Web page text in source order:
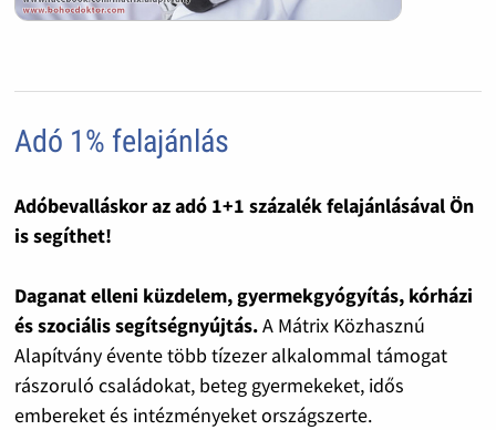
Adó 1% felajánlás
Adóbevalláskor az adó 1+1 százalék felajánlásával Ön
is segíthet!
Daganat elleni küzdelem, gyermekgyógyítás, kórházi
és szociális segítségnyújtás.A Mátrix Közhasznú
Alapítvány évente több tízezer alkalommal támogat
rászoruló családokat, beteg gyermekeket, idős
embereket és intézményeket országszerte.